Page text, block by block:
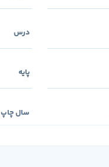
درس
پایه
سال چاپ